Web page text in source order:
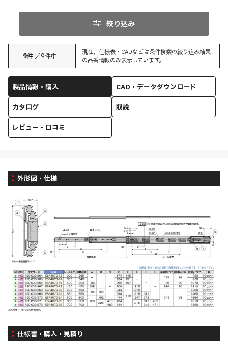
絞り込み
9件 ／9件中
現在、仕様表・CADなどは条件検索の絞り込み結果
の品番情報のみ表示しています。
製品情報・購入
CAD・データダウンロード
カタログ
取説
レビュー・口コミ
外形図・仕様
仕様書・購入・見積り